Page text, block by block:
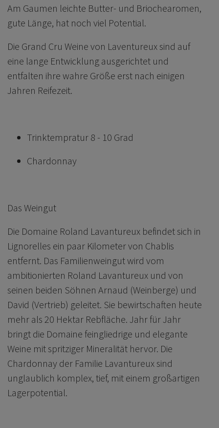
Am Gaumen leichte Butter- und Briochearomen,
gute Länge, hat noch viel Potential.
Die Grand Cru Weine von Laventureux sind auf
eine lange Entwicklung ausgerichtet und
entfalten ihre wahre Größe erst nach einigen
Jahren Reifezeit.
Trinktempratur 8 - 10 Grad
Chardonnay
Das Weingut
Die Domaine Roland Lavantureux befindet sich in
Lignorelles ein paar Kilometer von Chablis
entfernt. Das Familienweingut wird vom
ambitionierten Roland Lavantureux und von
seinen beiden Söhnen Arnaud (Weinberge) und
David (Vertrieb) geleitet. Sie bewirtschaften heute
mehr als 20 Hektar Rebfläche. Jahr für Jahr
bringt die Domaine feingliedrige und elegante
Weine mit spritziger Mineralität hervor. Die
Chardonnay der Familie Lavantureux sind
unglaublich komplex, tief, mit einem großartigen
Lagerpotential.